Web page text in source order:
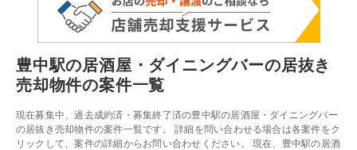
豊中駅の居酒屋・ダイニングバーの居抜き
売却物件の案件一覧
現在募集中、過去成約済・募集終了済の豊中駅の居酒屋・ダイニングバー
の居抜き売却物件の案件一覧です。 詳細を問い合わせる場合は各案件をク
リックして、案件の詳細からお問い合わせください。 現在、豊中駅の居酒